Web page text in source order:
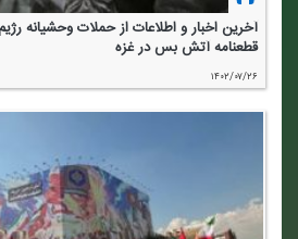
آخرین اخبار و اطلاعات از حملات وحشیانه
قطعنامه آتش بس در غزه
۱۴۰۲/۰۷/۲۶